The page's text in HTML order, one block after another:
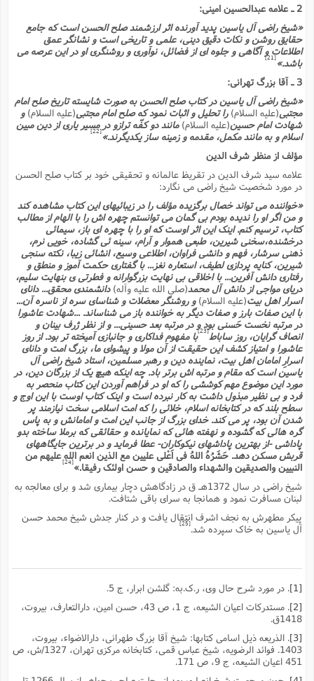
2 ـ علامه عبدالحسین امینى:
«شیخ راضى آل یاسین پدید آورنده اثر ارزشمند صلح الحسن است که جامع
حقایق روشن و نکات دقیق دینى، علمى و تاریخى است و نشانگر عمق
اطلاعات و آگاهى و جلوه اى از فضائل، نوآورى و روشنگرى او در این عرصه مى
باشد.»
3 ـ آقا بزرگ تهرانى:
«شیخ راضى آل یاسین در کتاب صلح الحسن به صورت شایسته تاریخ صلح امام
مجتبى(علیه السلام)را تحلیل و اثبات نمود که صلح امام مجتبى(علیه السلام)و
شهادت امام حسین(علیه السلام)مانند دو کفّه ترازو در مسیر یارى از دین مبین
اسلام و به مانند مکمل، مقدمه و زمینه ساز یکدیگرند.»[22]
مؤلف از منظر شرف الدین
علامه سید شرف الدین در تقریظ عالمانه و تحقیقى خود بر کتاب صلح الحسن
در مورد شخصیت شیخ راضى مى نگارد:
«خواننده مى تواند خصال برگزیده مؤلف را در زیبائیهاى این کتاب مشاهده کند
و من اگر او را ندیده بودم بى گمان مى توانستم چهره اش را با الهام از مطالب
کتاب، ترسیم کنم. اینک این اثر اوست که او را با چهره اى باز، سیمائى
درخشنده،سخنى شیرین، طبعى هموار و آرام، سینه ئى گشاده، خویى نرم،
ذهنى سرشار، فهم و دانشى فراوان، اطلاعى وسیع، انشائى زیبا، نکته سنجى
شیرین، کنایه پردازى لطیف، استعاره نغز... با گفتارى حکمت آموز و منطق و
رفتارى دانش آفرین... با اخلاقى بی نهایت بزرگوارانه و فطرتى ی بنهایت سلیم،
دریاى مواجى از دانش آل محمد(صلى الله علیه وآله)دانشمندى محقق... داناى
اسرار اهل بیت(علیه السلام)و روشنگر معضلات و شناساى سره از ناسره آن...
با این صفات بارز و صفات دیگر به خواننده باز مى شناساند. ...شهادت عاشورا
در مرتبه نخست حَسنى بود و در مرتبه بعد حسینى... و از نظر ژرف بینان و
انصاف گرایان، روز ساباط[23]
با مفهوم فداکارى و جانبازى آمیخته تر بود. از روز
عاشورا و امتیاز کشف این حقیقت از آن مولا و پیشواى ما، بزرگ امت و داناى
اسرارِ امامان اهل بیت، نماینده دین و رهبر مسلمین، استاد شیخ راضى آل
یاسین است که مقام و مرتبه اش برتر باد. چه اینکه هیچ یک از بزرگان دین، در
مورد این موضوع مهم کوششى را که او در فراهم آوردن این کتاب منحصر به
فرد و بى نظیر مبذول داشت به کار نبرده است و اینک کتاب اوست با این اوج و
سطح بلند که در کتابخانه اسلام، خلائى را که امت اسلامى سخت نیازمند پر
شدن آن بود، پر مى کند. خداى بزرگ از جانب این امت و امامانش و به پاس
گره هائى که گشوده و نهفته هائى که نمایانده و حقائقى که برملا ساخته بدو
پاداشى -از بهترین پاداشهاى نیکوکاران- عطا فرماید و در برترین جایگاههاى
قربش مسکن دهد.حَشَرُهُ اللهُ فى اَعْلى علیین مع الذین انعم الله علیهم من
النبیین والصدیقین والشهداء والصادقین و حسن اولئک رفیقا.»
شیخ راضى در سال 1372هـ ق در زادگاهش دچار بیمارى شد و براى معالجه به
لبنان مسافرت نمود و همانجا به سراى باقى شتافت.
پیکر مطهرش به نجف اشرف انتقال یافت و در کنار جدش شیخ محمد حسن
آل یاسین به خاک سپرده شد.
. در مورد شرح حال وى، ر.ک.به: گلشن ابرار، ج 5.
. مستدرکات اعیان الشیعه، ج 1، ص 43، حسن امین، دارالتعارف، بیروت،
1418ق.
. الذریعه ذیل اسامى کتابها: شیخ آقا بزرگ طهرانى، دارالاضواء، بیروت،
1403. فوائد الرضویه، شیخ عباس قمى، کتابخانه مرکزى تهران، 1327/ش، ص
451 اعیان الشیعه، ج 9، ص 171.